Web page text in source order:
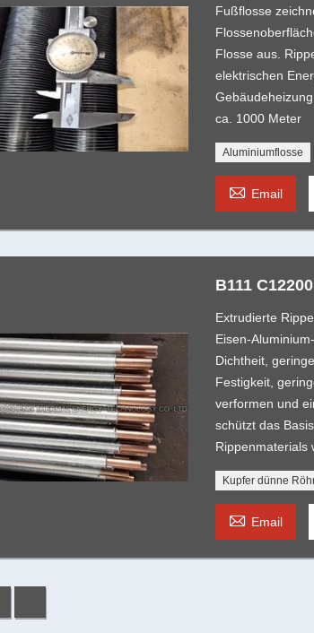
Fußflosse
Flosse aus.
elektrischen
ca. 1000 Meter
Aluminiumflosse
 Email
B111
Extrudierte
Eisen-
Dichtheit,
Festigkeit,
verformen und
schützt das
Rippenmaterials
Kupfer dünne
 Email